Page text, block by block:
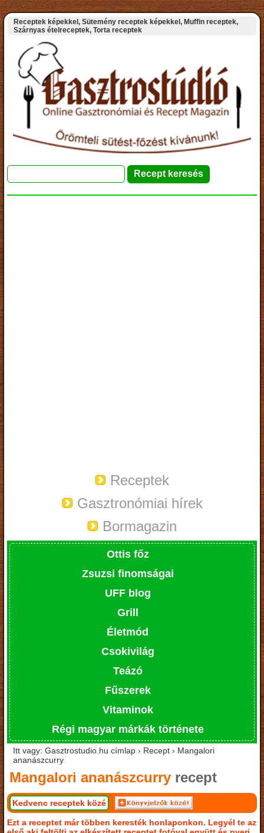
Receptek képekkel, Sütemény receptek képekkel, Muffin receptek,
Szárnyas ételreceptek, Torta receptek
Receptek
Gasztronómiai hírek
Bormagazin
Ottis főz
Zsuzsi finomságai
UFF blog
Grill
Életmód
Csokivilág
Teázó
Fűszerek
Vitaminok
Régi magyar márkák története
Itt vagy: Gasztrostudio.hu címlap › Recept › Mangalori
ananászcurry
Mangalori ananászcurry recept
Kedvenc receptek közé
Ezt a receptet már többen keresték honlaponkon. Legyél te az